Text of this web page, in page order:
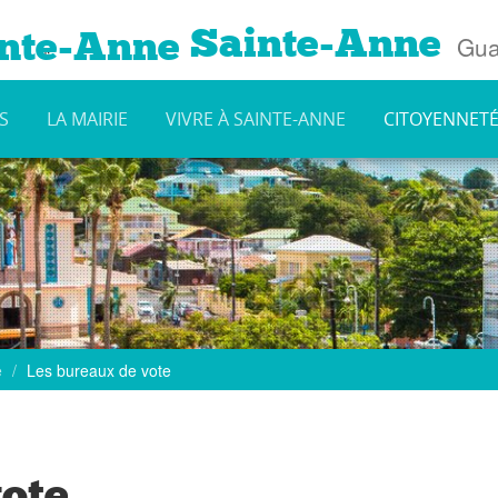
Sainte-Anne
LA MAIRIE VIVRE À SAINTE-ANNE CITOYENNETÉ
Les bureaux de vote